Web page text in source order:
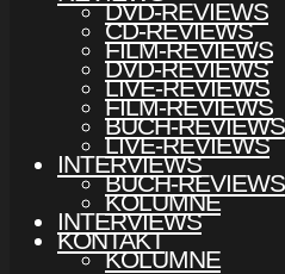
DVD-REVIEWS
FILM-REVIEWS
LIVE-REVIEWS
BUCH-REVIEWS
INTERVIEWS
KOLUMNE
KONTAKT
CD-REVIEWS
DVD-REVIEWS
FILM-REVIEWS
LIVE-REVIEWS
BUCH-REVIEWS
INTERVIEWS
KOLUMNE